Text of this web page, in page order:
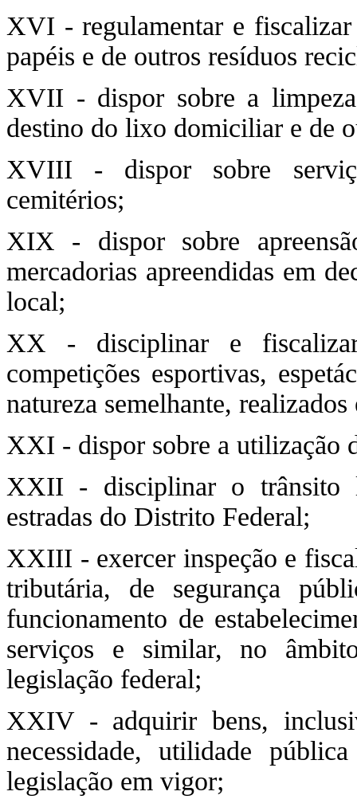
XVI - regulamentar e
papéis e de outros resíduos
XVII - dispor sobre a
destino do lixo domiciliar e de
XVIII - dispor sobre
cemitérios;
XIX - dispor sobre
mercadorias apreendidas em
local;
XX - disciplinar e
competições esportivas,
natureza semelhante,
XXI - dispor sobre a utilização
XXII - disciplinar o trânsito
estradas do Distrito Federal;
XXIII - exercer inspeção e
tributária, de segurança
funcionamento de
serviços e similar, no
legislação federal;
XXIV - adquirir bens,
necessidade, utilidade
legislação em vigor;